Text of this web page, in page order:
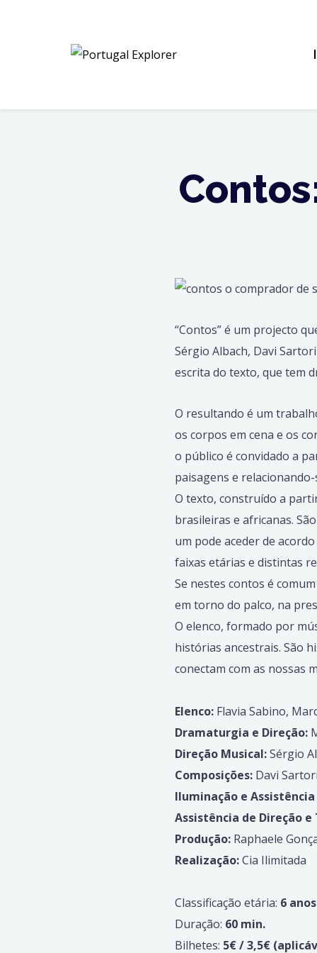
“Contos” é um projecto
Sérgio Albach, Davi
escrita do texto, que tem
O resultando é um
os corpos em cena e os
o público é convidado a
paisagens e
O texto, construído a
brasileiras e africanas.
um pode aceder de
faixas etárias e distintas
Se nestes contos é
em torno do palco, na
O elenco, formado por
histórias ancestrais. São
conectam com as nossas
Elenco: Flavia Sabino,
Dramaturgia e Direção:
Direção Musical:Sérgio
Composições: Davi
Iluminação e
Assistência de Direção e
Produção: Raphaele
Realização:Cia Ilimitada
Classificação etária: 6 anos
Duração: 60 min.
Bilhetes: 5€ / 3,5€